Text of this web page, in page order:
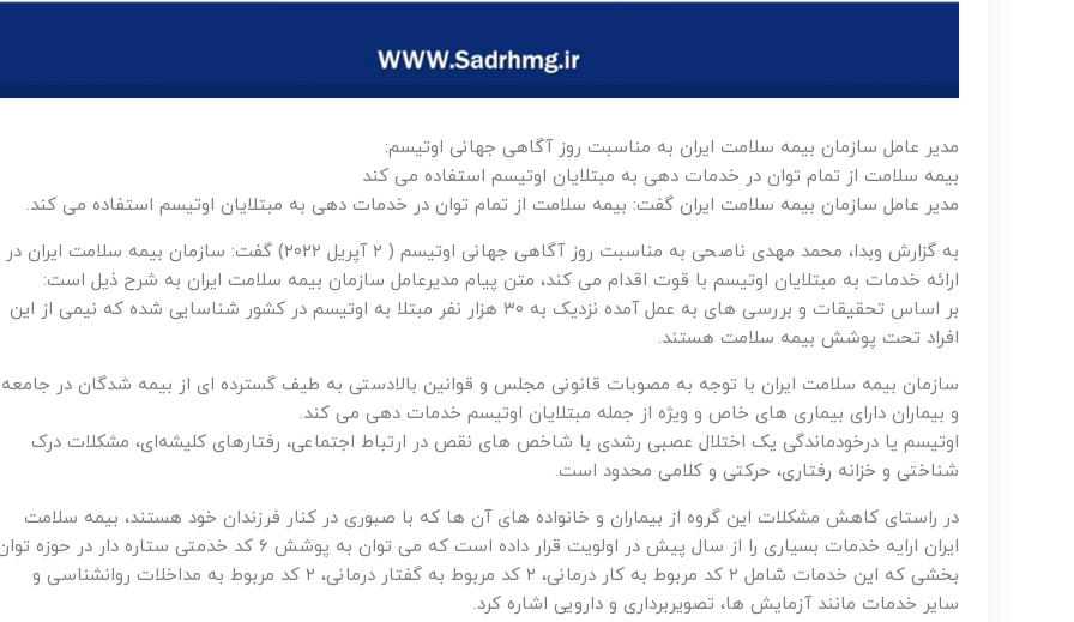
مدیر عامل سازمان بیمه سلامت ایران به مناسبت روز آگاهی جهانی اوتیسم:
بیمه سلامت از تمام توان در خدمات دهی به مبتلایان اوتیسم استفاده می کند
مدیر عامل سازمان بیمه سلامت ایران گفت: بیمه سلامت از تمام توان در خدمات دهی به مبتلایان اوتیسم استفاده می کند.
به گزارش وبدا، محمد مهدی ناصحی به مناسبت روز آگاهی جهانی اوتیسم ( ۲ آپریل ۲۰۲۲) گفت: سازمان بیمه سلامت ایران در
ارائه خدمات به مبتلایان اوتیسم با قوت اقدام می کند، متن پیام مدیرعامل سازمان بیمه سلامت ایران به شرح ذیل است:
بر اساس تحقیقات و بررسی های به عمل آمده نزدیک به ۳۰ هزار نفر مبتلا به اوتیسم در کشور شناسایی شده که نیمی از این
افراد تحت پوشش بیمه سلامت هستند.
سازمان بیمه سلامت ایران با توجه به مصوبات قانونی مجلس و قوانین بالادستی به طیف گسترده ای از بیمه شدگان در جامعه
و بیماران دارای بیماری های خاص و ویژه از جمله مبتلایان اوتیسم خدمات دهی می کند.
اوتیسم یا درخودماندگی یک اختلال عصبی رشدی با شاخص های نقص در ارتباط اجتماعی، رفتارهای کلیشه‌ای، مشکلات درک
شناختی و خزانه رفتاری، حرکتی و کلامی محدود است.
در راستای کاهش مشکلات این گروه از بیماران و خانواده های آن ها که با صبوری در کنار فرزندان خود هستند، بیمه سلامت
ایران ارایه خدمات بسیاری را از سال پیش در اولویت قرار داده است که می توان به پوشش ۶ کد خدمتی ستاره دار در حوزه
بخشی که این خدمات شامل ۲ کد مربوط به کار درمانی، ۲ کد مربوط به گفتار درمانی، ۲ کد مربوط به مداخلات روانشناسی و
سایر خدمات مانند آزمایش ها، تصویربرداری و دارویی اشاره کرد.